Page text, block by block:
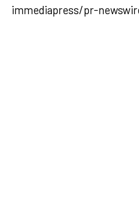
immediapress/pr-